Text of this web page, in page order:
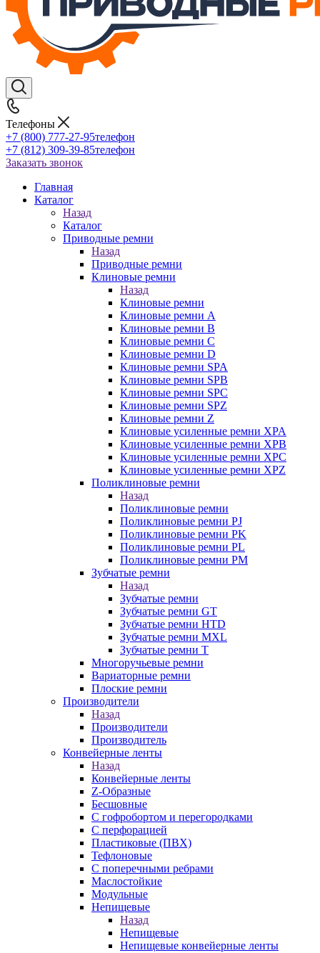
Телефоны
+7 (800) 777-27-95телефон
+7 (812) 309-39-85телефон
Заказать звонок
Главная
Каталог
Назад
Каталог
Приводные ремни
Назад
Приводные ремни
Клиновые ремни
Назад
Клиновые ремни
Клиновые ремни A
Клиновые ремни B
Клиновые ремни C
Клиновые ремни D
Клиновые ремни SPA
Клиновые ремни SPB
Клиновые ремни SPC
Клиновые ремни SPZ
Клиновые ремни Z
Клиновые усиленные ремни XPA
Клиновые усиленные ремни XPB
Клиновые усиленные ремни XPC
Клиновые усиленные ремни XPZ
Поликлиновые ремни
Назад
Поликлиновые ремни
Поликлиновые ремни PJ
Поликлиновые ремни PK
Поликлиновые ремни PL
Поликлиновые ремни PM
Зубчатые ремни
Назад
Зубчатые ремни
Зубчатые ремни GT
Зубчатые ремни HTD
Зубчатые ремни MXL
Зубчатые ремни Т
Многоручьевые ремни
Вариаторные ремни
Плоские ремни
Производители
Назад
Производители
Производитель
Конвейерные ленты
Назад
Конвейерные ленты
Z-Образные
Бесшовные
С гофробортом и перегородками
С перфорацией
Пластиковые (ПВХ)
Тефлоновые
С поперечными ребрами
Маслостойкие
Модульные
Непищевые
Назад
Непищевые
Непищевые конвейерные ленты